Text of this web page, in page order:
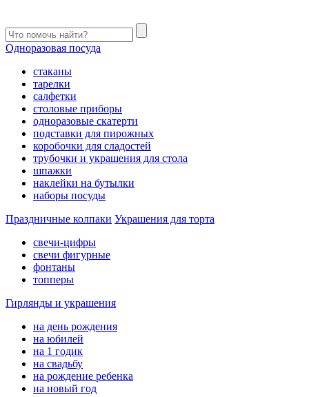
Одноразовая посуда
стаканы
тарелки
салфетки
столовые приборы
одноразовые скатерти
подставки для пирожных
коробочки для сладостей
трубочки и украшения для стола
шпажки
наклейки на бутылки
наборы посуды
Праздничные колпаки Украшения для торта
свечи-цифры
свечи фигурные
фонтаны
топперы
Гирлянды и украшения
на день рождения
на юбилей
на 1 годик
на свадьбу
на рождение ребенка
на новый год